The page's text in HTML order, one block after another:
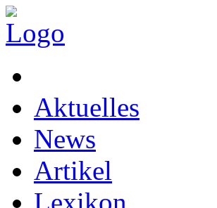
Aktuelles
News
Artikel